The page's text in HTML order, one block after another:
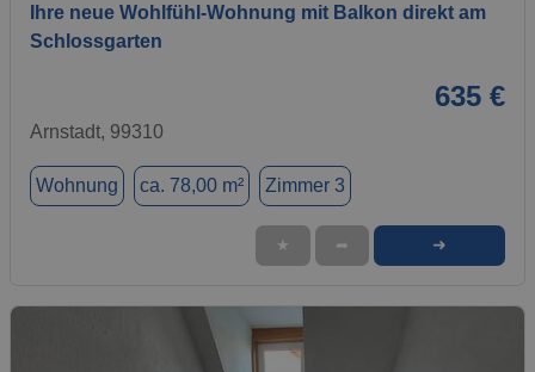
Ihre neue Wohlfühl-Wohnung mit Balkon direkt am
Schlossgarten
635 €
Arnstadt, 99310
Wohnung ca. 78,00 m² Zimmer 3
★ ➦ ➜